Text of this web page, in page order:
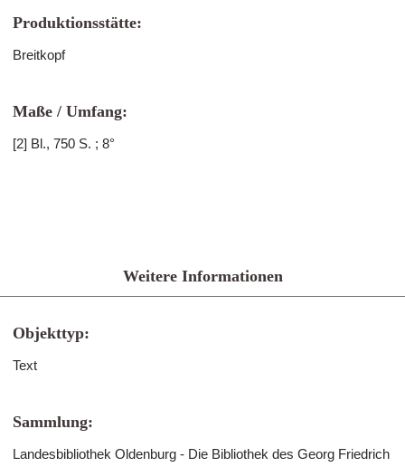
Produktionsstätte:
Breitkopf
Maße / Umfang:
[2] Bl., 750 S. ; 8°
Weitere Informationen
Objekttyp:
Text
Sammlung:
Landesbibliothek Oldenburg - Die Bibliothek des Georg Friedrich